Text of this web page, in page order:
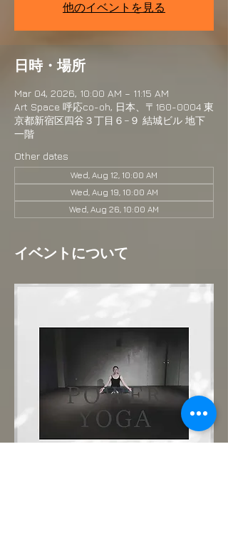
他のイベントを見る
日時・場所
Mar 04, 2026, 10:00 AM – 11:15 AM
Art Space 呼応co-oh, 日本、〒160-0004 東
京都新宿区四谷３丁目６−９ 結城ビル 地下
一階
Other dates
Wed, Aug 12, 10:00 AM
Wed, Aug 19, 10:00 AM
Wed, Aug 26, 10:00 AM
イベントについて